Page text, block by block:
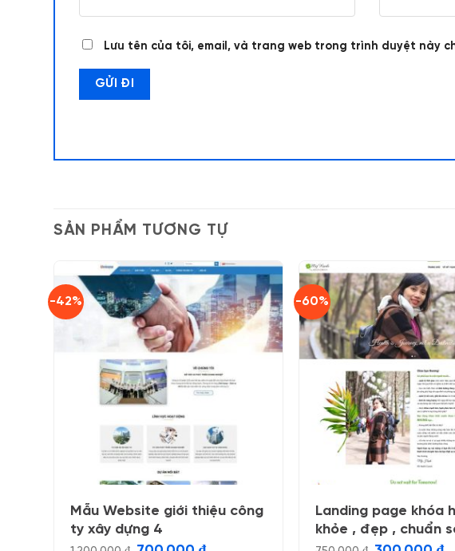
Lưu tên của tôi, email, và trang web trong trình duyệt này
SẢN PHẨM TƯƠNG TỰ
-42%
Mẫu Website giới thiệu công
ty xây dựng 4
Giá
Giá
-60%
Landing page khóa
khỏe , đẹp , chuẩn
Giá